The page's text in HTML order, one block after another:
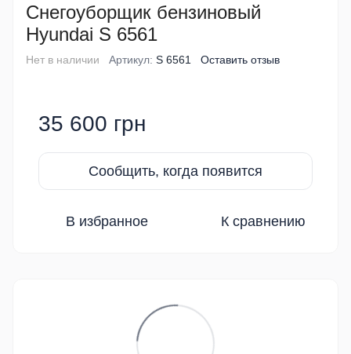
Снегоуборщик бензиновый
Hyundai S 6561
Нет в наличии Артикул: S 6561 Оставить отзыв
35 600 грн
Сообщить, когда появится
В избранное К сравнению